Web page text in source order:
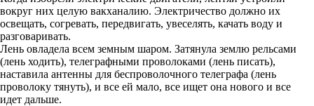
вокруг них целую вакханалию. Электричество должно их
освещать, согревать, передвигать, увеселять, качать воду и
разговаривать.
Лень овладела всем земным шаром. Затянула землю рельсами
(лень ходить), телеграфными проволоками (лень писать),
наставила антенны для беспроволочного телеграфа (лень
проволоку тянуть), и все ей мало, все ищет она нового и все
идет дальше.